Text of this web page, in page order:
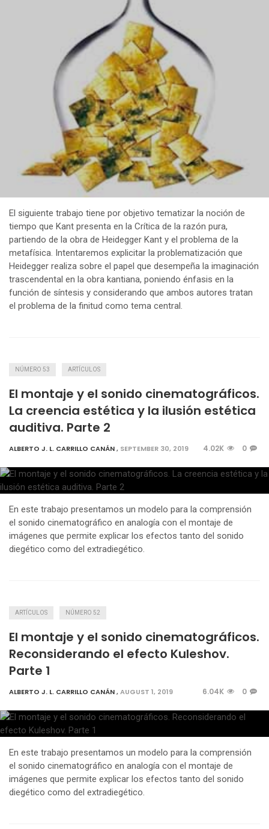
El siguiente trabajo tiene por objetivo tematizar la noción de
tiempo que Kant presenta en la Crítica de la razón pura,
partiendo de la obra de Heidegger Kant y el problema de la
metafísica. Intentaremos explicitar la problematización que
Heidegger realiza sobre el papel que desempeña la imaginación
trascendental en la obra kantiana, poniendo énfasis en la
función de síntesis y considerando que ambos autores tratan
el problema de la finitud como tema central.
NÚMERO 53 ARTÍCULOS
El montaje y el sonido cinematográficos.
La creencia estética y la ilusión estética
auditiva. Parte 2
ALBERTO J. L. CARRILLO CANÁN, SEPTEMBER 30, 2019 4.02K 0
En este trabajo presentamos un modelo para la comprensión
el sonido cinematográfico en analogía con el montaje de
imágenes que permite explicar los efectos tanto del sonido
diegético como del extradiegético.
ARTÍCULOS NÚMERO 52
El montaje y el sonido cinematográficos.
Reconsiderando el efecto Kuleshov.
Parte 1
ALBERTO J. L. CARRILLO CANÁN,AUGUST 1, 2019 6.04K 0
En este trabajo presentamos un modelo para la comprensión
el sonido cinematográfico en analogía con el montaje de
imágenes que permite explicar los efectos tanto del sonido
diegético como del extradiegético.